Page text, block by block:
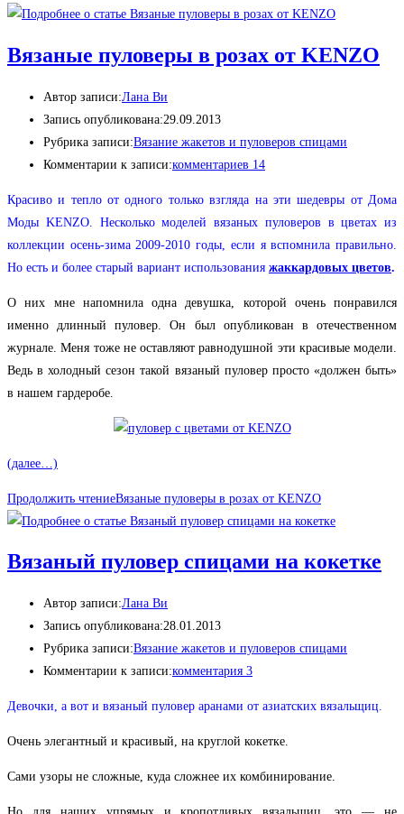
Вязаные пуловеры в розах от KENZO
Автор записи:Лана Ви
Запись опубликована:29.09.2013
Рубрика записи:Вязание жакетов и пуловеров спицами
Комментарии к записи:комментариев 14
Красиво и тепло от одного только взгляда на эти шедевры от Дома
Моды KENZO. Несколько моделей вязаных пуловеров в цветах из
коллекции осень-зима 2009-2010 годы, если я вспомнила правильно.
Но есть и более старый вариант использования жаккардовых цветов.
О них мне напомнила одна девушка, которой очень понравился
именно длинный пуловер. Он был опубликован в отечественном
журнале. Меня тоже не оставляют равнодушной эти красивые модели.
Ведь в холодный сезон такой вязаный пуловер просто «должен быть»
в нашем гардеробе.
(далее…)
Продолжить чтениеВязаные пуловеры в розах от KENZO
Вязаный пуловер спицами на кокетке
Автор записи:Лана Ви
Запись опубликована:28.01.2013
Рубрика записи:Вязание жакетов и пуловеров спицами
Комментарии к записи:комментария 3
Девочки, а вот и вязаный пуловер аранами от азиатских вязальщиц.
Очень элегантный и красивый, на круглой кокетке.
Сами узоры не сложные, куда сложнее их комбинирование.